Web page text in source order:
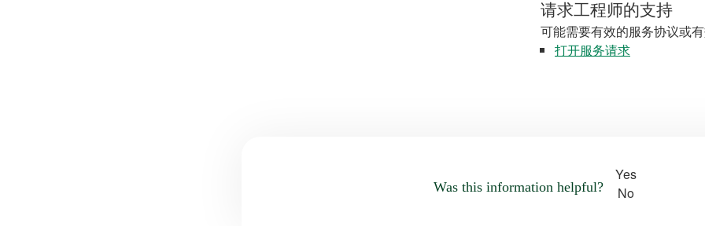
请求工程师的支持
可能需要有效的服务协议或
打开服务请求
Was this information helpful?
Yes
No